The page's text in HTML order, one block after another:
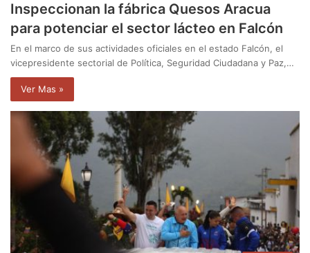
Inspeccionan la fábrica Quesos Aracua
para potenciar el sector lácteo en Falcón
En el marco de sus actividades oficiales en el estado Falcón, el
vicepresidente sectorial de Política, Seguridad Ciudadana y Paz,…
Ver Mas »